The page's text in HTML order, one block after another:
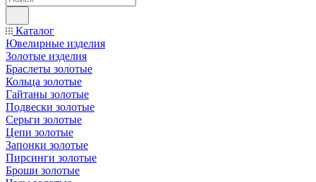
Каталог
Ювелирные изделия
Золотые изделия
Браслеты золотые
Кольца золотые
Гайтаны золотые
Подвески золотые
Серьги золотые
Цепи золотые
Запонки золотые
Пирсинги золотые
Броши золотые